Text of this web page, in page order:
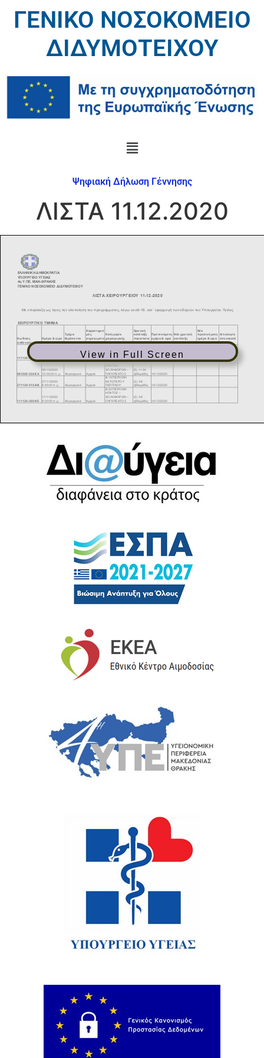
ΓΕΝΙΚΟ ΝΟΣΟΚΟΜΕΙΟ
ΔΙΔΥΜΟΤΕΙΧΟΥ
Ψηφιακή Δήλωση Γέννησης
ΛΙΣΤΑ 11.12.2020
View in Full Screen